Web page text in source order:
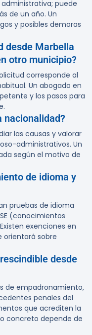
puede
de un año. Un
y posibles demoras
desde Marbella
otro municipio?
corresponde al
Un abogado en
y los pasos para
nacionalidad?
las causas y valorar
administrativos. Un
según el motivo de
de idioma y
pruebas de idioma
(conocimientos
exenciones en
orientará sobre
desde
de empadronamiento,
penales del
que acrediten la
concreto depende de